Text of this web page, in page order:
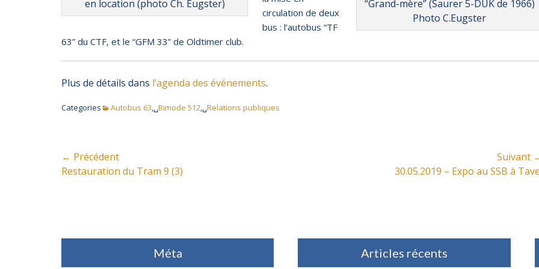
en location (photo Ch. Eugster)
“Grand-mère” (Saurer 5-DUK de 1966)
Photo C.Eugster
circulation de deux
bus : l’autobus “TF
63” du CTF, et le “GFM 33” de Oldtimer club.
Plus de détails dans l’agenda des événements.
Categories Autobus 63,␣Bimode 512,␣Relations publiques
Navigation
de
← Précédent
Article
Restauration du Tram 9 (3)
Suivant
30.05.2019 – Expo au SSB à
Méta Articles récents